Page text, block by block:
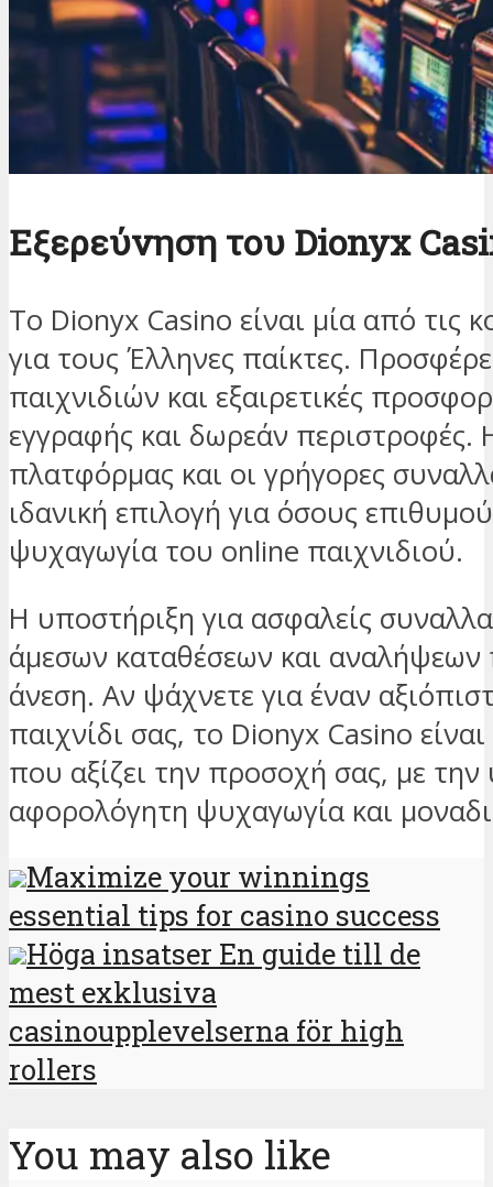
Εξερεύνηση του Dionyx
Το Dionyx Casino είναι μία από τις
για τους Έλληνες παίκτες.
παιχνιδιών και εξαιρετικές
εγγραφής και δωρεάν περιστροφές.
πλατφόρμας και οι γρήγορες
ιδανική επιλογή για όσους
ψυχαγωγία του online παιχνιδιού.
Η υποστήριξη για ασφαλείς
άμεσων καταθέσεων και αναλήψεων
άνεση. Αν ψάχνετε για έναν
παιχνίδι σας, το Dionyx Casino
που αξίζει την προσοχή σας, με
αφορολόγητη ψυχαγωγία και
Maximize your winnings
essential tips for casino success
Höga insatser En guide till de
mest exklusiva
casinoupplevelserna för high
rollers
You may also like